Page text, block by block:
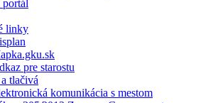
linky
pre starostu
tlačivá
komunikácia s mestom